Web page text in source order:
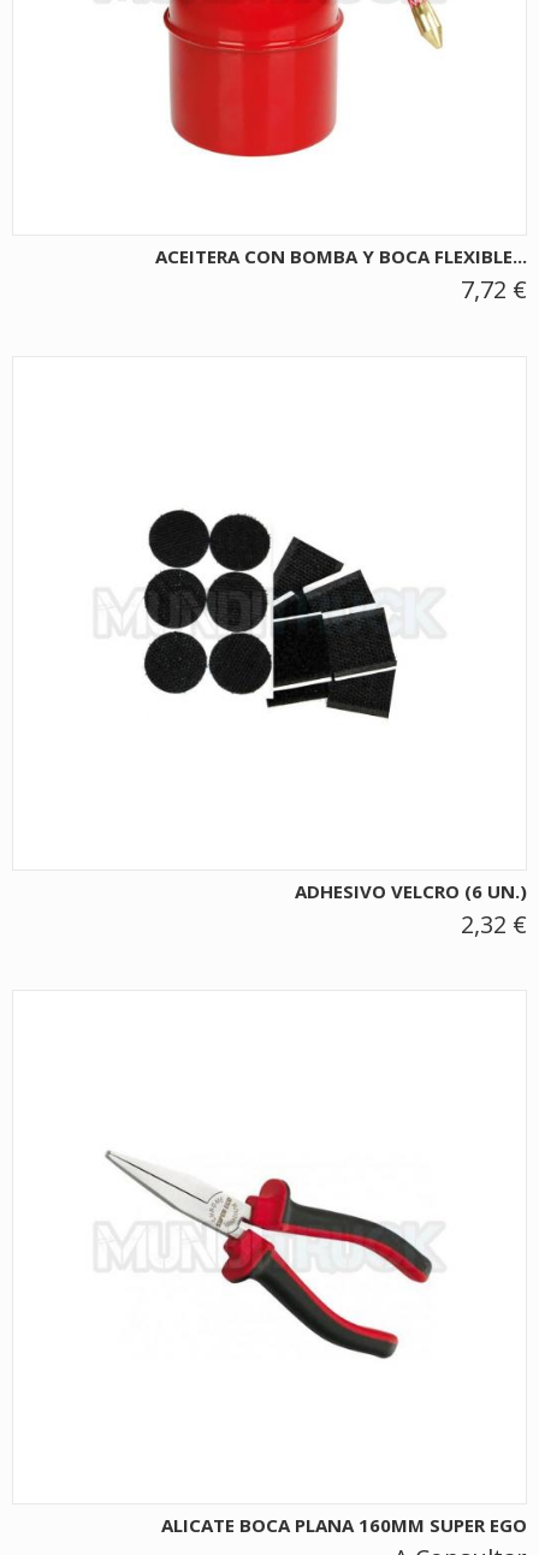
ACEITERA CON BOMBA Y BOCA FLEXIBLE...
7,72 €
ADHESIVO VELCRO (6 UN.)
2,32 €
ALICATE BOCA PLANA 160MM SUPER EGO